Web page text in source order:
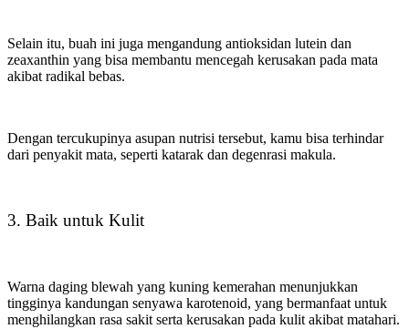
Selain itu, buah ini juga mengandung antioksidan lutein dan
zeaxanthin yang bisa membantu mencegah kerusakan pada mata
akibat radikal bebas.
Dengan tercukupinya asupan nutrisi tersebut, kamu bisa terhindar
dari penyakit mata, seperti katarak dan degenrasi makula.
3. Baik untuk Kulit
Warna daging blewah yang kuning kemerahan menunjukkan
tingginya kandungan senyawa karotenoid, yang bermanfaat untuk
menghilangkan rasa sakit serta kerusakan pada kulit akibat matahari.